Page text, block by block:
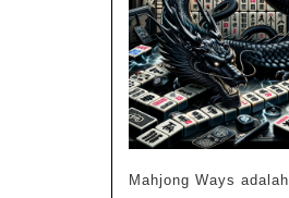
Mahjong Ways adalah